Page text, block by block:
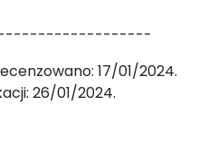
17/01/2024.
26/01/2024.